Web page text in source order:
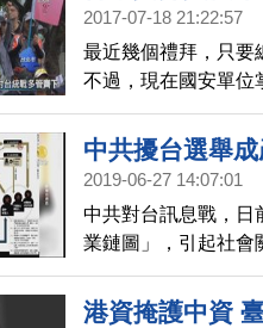
2017-07-18 21:22:57
最近幾個禮拜，只要
不過，現在國安單位
言，煽動軍公教人員
政府上任後，明顯拉
中共擾台選舉
2019-06-27 14:07:01
中共對台訊息戰，日
業鏈圖」，引起社會
共孤立下，台灣跨境
反對黨領袖上周在台
港資掩護中資